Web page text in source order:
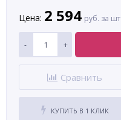
Цена: 2 594 руб. за шт
- +
Сравнить
КУПИТЬ В 1 КЛИК